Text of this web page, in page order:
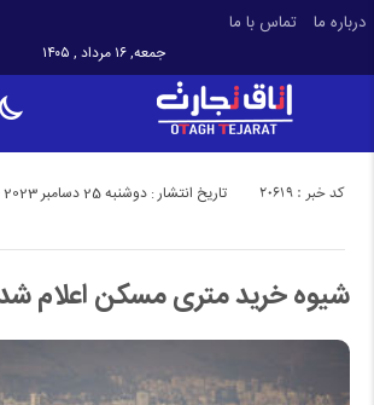
درباره ما تماس با ما
جمعه, ۱۶ مرداد , ۱۴۰۵
تاریخ انتشار : دوشنبه 25 دسامبر 2023 - 10:42 کد خبر : 20619
شیوه خرید متری مسکن اعلام